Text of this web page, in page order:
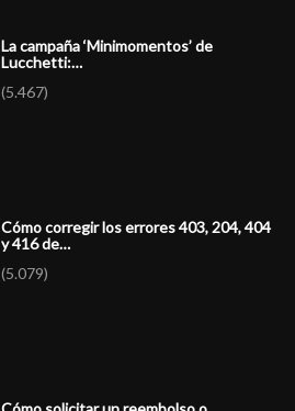
La campaña ‘Minimomentos’ de
Lucchetti:…
(5.467)
Cómo corregir los errores 403, 204, 404
y 416 de…
(5.079)